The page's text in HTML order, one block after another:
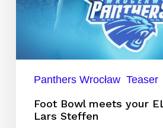
Panthers Wrocław Teaser
Foot Bowl meets your
Lars Steffen